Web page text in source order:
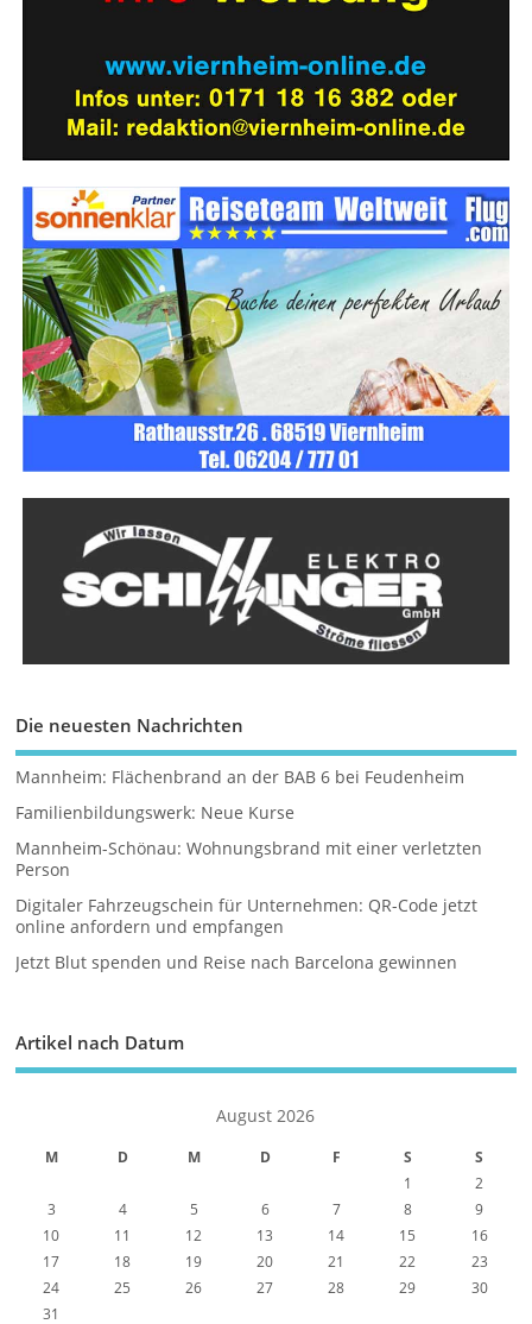
Die neuesten Nachrichten
Mannheim: Flächenbrand an der BAB 6 bei Feudenheim
Familienbildungswerk: Neue Kurse
Mannheim-Schönau: Wohnungsbrand mit einer verletzten
Person
Digitaler Fahrzeugschein für Unternehmen: QR-Code jetzt
online anfordern und empfangen
Jetzt Blut spenden und Reise nach Barcelona gewinnen
Artikel nach Datum
August 2026
M D M D F S
S
1
2
3
4 5 6 7 8
9
10
11 12 13 14 15
16
17
18 19 20 21 22
23
24
25 26 27 28 29
30
31